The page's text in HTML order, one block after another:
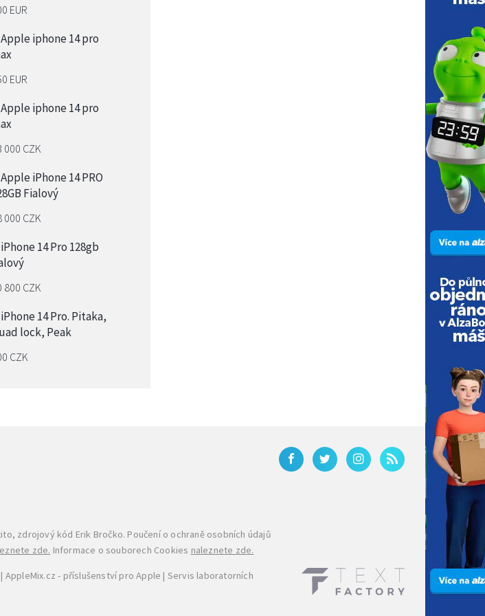
EUR
Apple iphone 14 pro
EUR
Apple iphone 14 pro
000 CZK
Apple iPhone 14 PRO
Fialový
000 CZK
iPhone 14 Pro 128gb
800 CZK
iPhone 14 Pro. Pitaka,
lock, Peak
CZK
, zdrojový kód Erik Bročko. Poučení o ochraně osobních údajů
zde. Informace o souborech Cookies naleznete zde.
| AppleMix.cz - příslušenství pro Apple | Servis laboratorních